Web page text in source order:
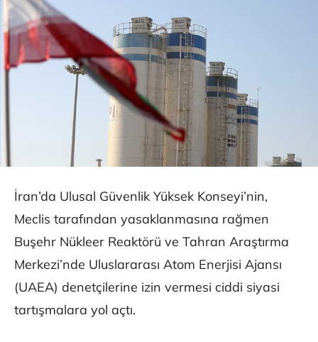
İran’da Ulusal Güvenlik Yüksek Konseyi’nin,
Meclis tarafından yasaklanmasına rağmen
Buşehr Nükleer Reaktörü ve Tahran Araştırma
Merkezi’nde Uluslararası Atom Enerjisi Ajansı
(UAEA) denetçilerine izin vermesi ciddi siyasi
tartışmalara yol açtı.